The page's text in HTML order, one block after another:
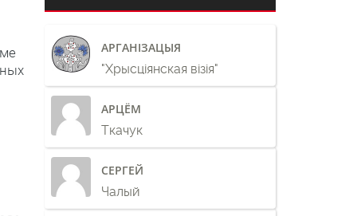
АРГАНІЗАЦЫЯ
"Хрысціянская візія"
АРЦЁМ
Ткачук
СЕРГЕЙ
Чалый